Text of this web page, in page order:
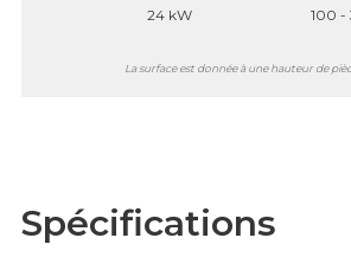
24 kW 100 -
La surface est donnée à une hauteur de
Spécifications